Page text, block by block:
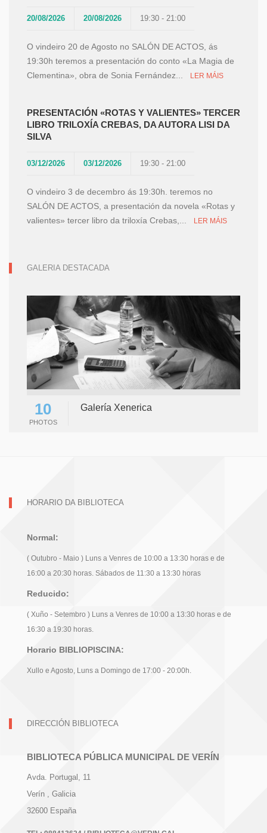
20/08/2026 20/08/2026 19:30 - 21:00
O vindeiro 20 de Agosto no SALÓN DE ACTOS, ás
19:30h teremos a presentación do conto «La Magia de
Clementina», obra de Sonia Fernández...
LER MÁIS
PRESENTACIÓN «ROTAS Y VALIENTES» TERCER
LIBRO TRILOXÍA CREBAS, DA AUTORA LISI DA
SILVA
03/12/2026 03/12/2026 19:30 - 21:00
O vindeiro 3 de decembro ás 19:30h. teremos no
SALÓN DE ACTOS, a presentación da novela «Rotas y
valientes» tercer libro da triloxía Crebas,...
LER MÁIS
GALERIA DESTACADA
10
PHOTOS
Galería Xenerica
HORARIO DA BIBLIOTECA
Normal:
( Outubro - Maio ) Luns a Venres de 10:00 a 13:30 horas e de
16:00 a 20:30 horas. Sábados de 11:30 a 13:30 horas
Reducido:
( Xuño - Setembro ) Luns a Venres de 10:00 a 13:30 horas e de
16:30 a 19:30 horas.
Horario BIBLIOPISCINA:
Xullo e Agosto, Luns a Domingo de 17:00 - 20:00h.
DIRECCIÓN BIBLIOTECA
BIBLIOTECA PÚBLICA MUNICIPAL DE VERÍN
Avda. Portugal, 11
Verín
, Galicia
32600 España